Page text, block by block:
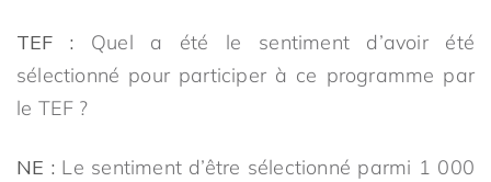
TEF : Quel a été le sentiment d’avoir été
sélectionné pour participer à ce programme par
le TEF ?
NE :Le sentiment d’être sélectionné parmi 1 000